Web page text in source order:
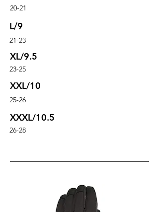
20-21
L/9
21-23
XL/9.5
23-25
XXL/10
25-26
XXXL/10.5
26-28